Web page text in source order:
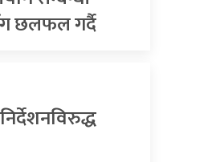
छलफल गर्दै